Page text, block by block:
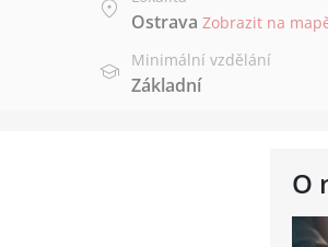
Ostrava Zobrazit na
Minimální vzdělání
Základní
O